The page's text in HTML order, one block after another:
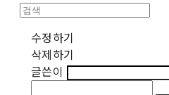
수정하기
삭제하기
글쓴이